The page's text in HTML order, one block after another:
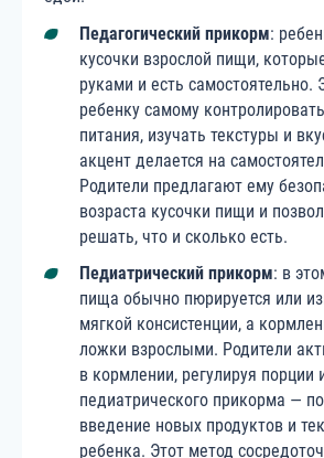
Педагогический прикорм:
кусочки взрослой пищи,
руками и есть самостоятельно.
ребенку самому
питания, изучать текстуры и
акцент делается на
Родители предлагают ему
возраста кусочки пищи и
решать, что и сколько есть.
Педиатрический прикорм: в
пища обычно пюрируется или
мягкой консистенции, а
ложки взрослыми. Родители
в кормлении, регулируя порции
педиатрического прикорма —
введение новых продуктов и
ребенка. Этот метод